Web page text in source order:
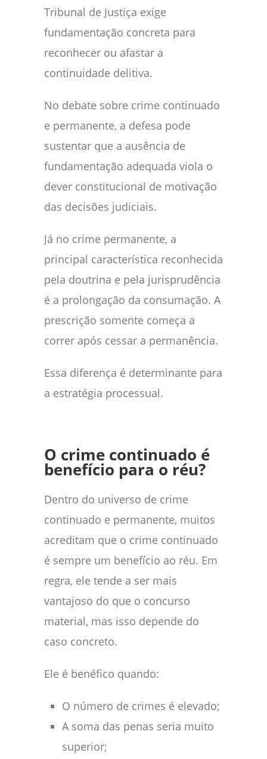
Tribunal de Justiça exige
fundamentação concreta para
reconhecer ou afastar a
continuidade delitiva.
No debate sobre crime continuado
e permanente, a defesa pode
sustentar que a ausência de
fundamentação adequada viola o
dever constitucional de motivação
das decisões judiciais.
Já no crime permanente, a
principal característica reconhecida
pela doutrina e pela jurisprudência
é a prolongação da consumação. A
prescrição somente começa a
correr após cessar a permanência.
Essa diferença é determinante para
a estratégia processual.
O crime continuado é
benefício para o réu?
Dentro do universo de crime
continuado e permanente, muitos
acreditam que o crime continuado
é sempre um benefício ao réu. Em
regra, ele tende a ser mais
vantajoso do que o concurso
material, mas isso depende do
caso concreto.
Ele é benéfico quando:
O número de crimes é elevado;
A soma das penas seria muito
superior;